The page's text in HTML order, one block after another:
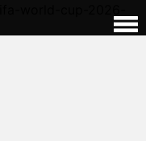
world-cup-2026-